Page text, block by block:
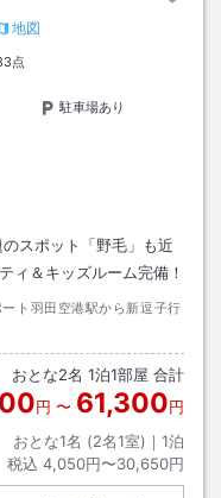
地図
点
駐車場あり
スポット「野毛」も近
ィ＆キッズルーム完備！
ト羽田空港駅から新逗子行
おとな2名 1泊1部屋 合計
円 〜 61,300円
おとな1名 (2名1室)｜ 1泊
税込 4,050円〜30,650円